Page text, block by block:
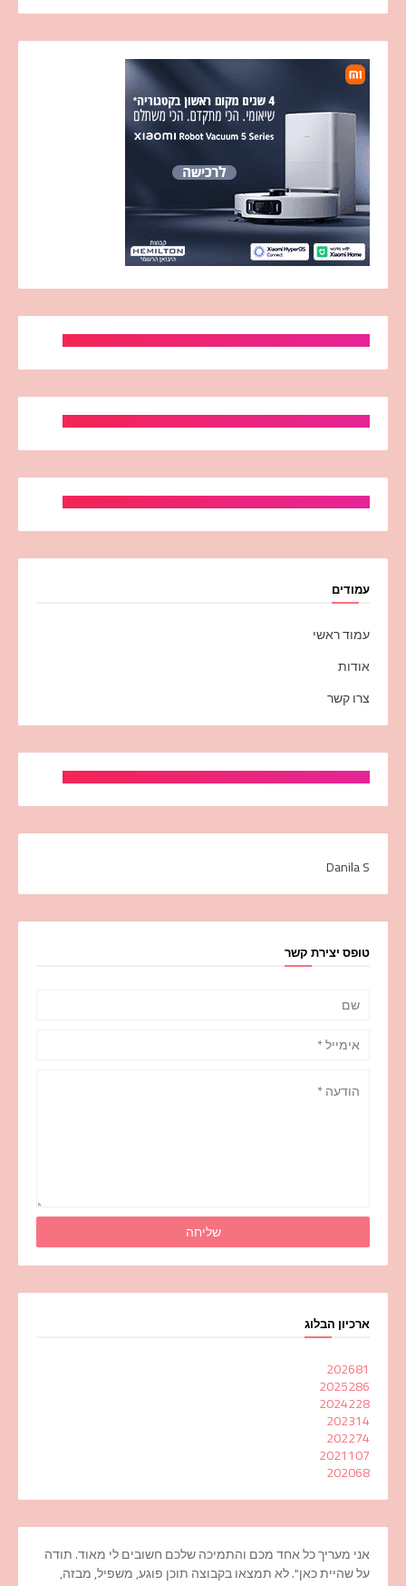
עמודים
עמוד ראשי
אודות
צרו קשר
Danila S
טופס יצירת קשר
ארכיון הבלוג
202681
2025286
2024228
202314
202274
2021107
202068
אני מעריך כל אחד מכם והתמיכה שלכם חשובים לי מאוד. תודה
על שהיית כאן". לא תמצאו בקבוצה תוכן פוגע, משפיל, מבזה,